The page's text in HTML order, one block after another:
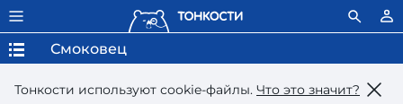
Тонкости используют сookie-файлы. Что это значит?
Смоковец